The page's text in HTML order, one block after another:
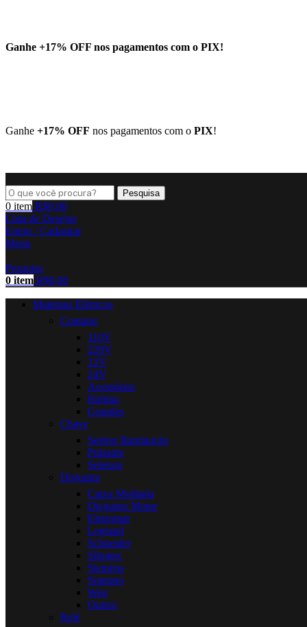
Ganhe +17% OFF nos pagamentos com o PIX!
Ganhe +17% OFF nos pagamentos com o PIX!
Pesquisa
0 item R$0,00
Lista de Desejos
Entrar / Cadastrar
Menu
Pesquisa
0 item R$0,00
Materiais Elétricos
Contator
110V
220V
12V
24V
Acessórios
Bobina
Grandes
Chave
Seletor Iluminação
Pulsante
Seletora
Disjuntor
Caixa Moldada
Disjuntor Motor
Eletromar
Legrand
Schneider
Sibratec
Siemens
Soprano
Weg
Outros
Relé